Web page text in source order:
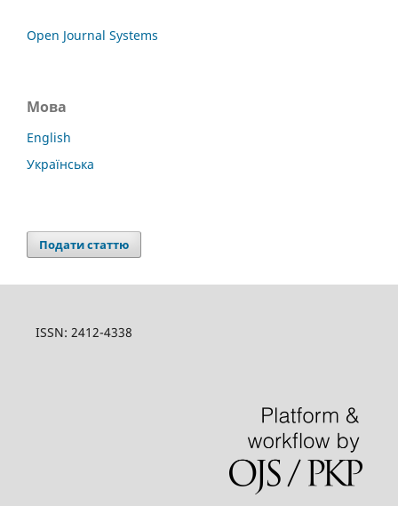
Open Journal Systems
Мова
English
Українська
Подати статтю
ISSN: 2412-4338